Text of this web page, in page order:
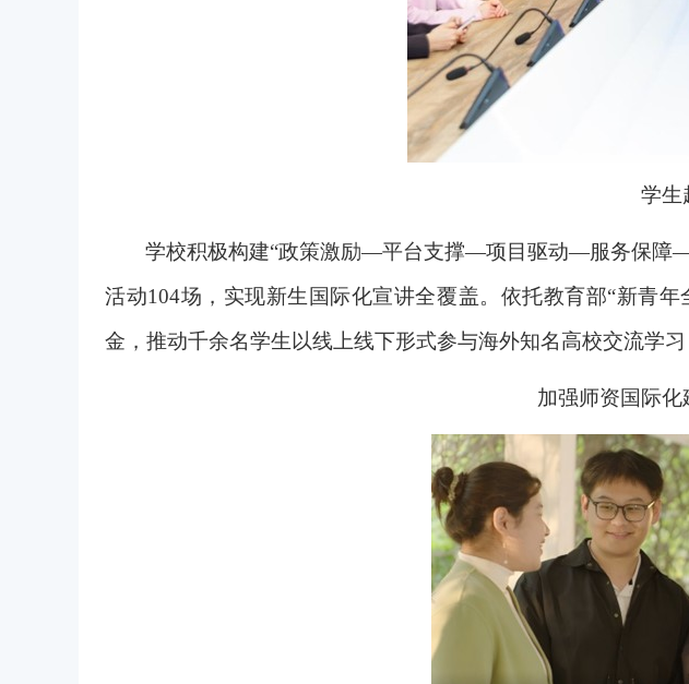
学生
学校积极构建“政策激励—平台支撑—项目驱动—服务保障—
活动104场，实现新生国际化宣讲全覆盖。依托教育部“新青
金，推动千余名学生以线上线下形式参与海外知名高校交流学
加强师资国际